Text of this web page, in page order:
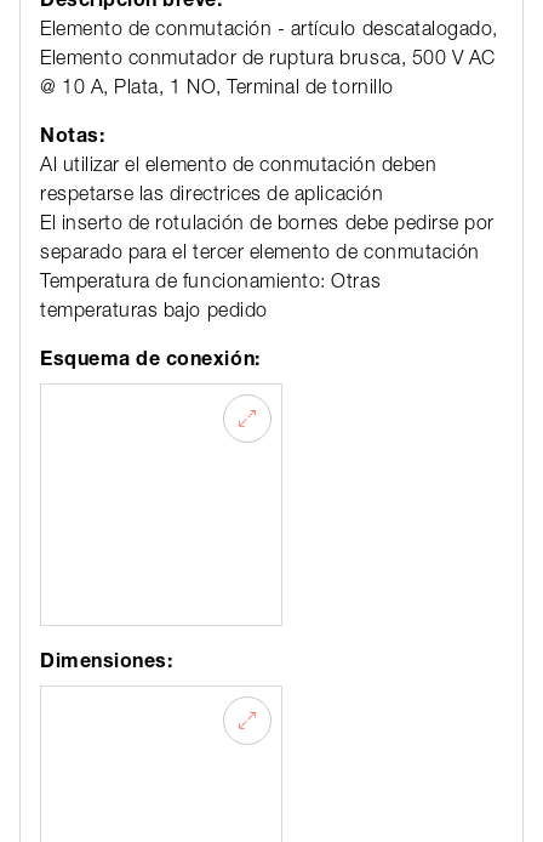
Elemento de conmutación - artículo descatalogado,
Elemento conmutador de ruptura brusca, 500 V AC
@ 10 A, Plata, 1 NO, Terminal de tornillo
Notas:
Al utilizar el elemento de conmutación deben
respetarse las directrices de aplicación
El inserto de rotulación de bornes debe pedirse por
separado para el tercer elemento de conmutación
Temperatura de funcionamiento: Otras
temperaturas bajo pedido
Esquema de conexión:
Dimensiones: